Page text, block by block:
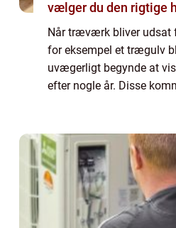
vælger du den rigtige
Når træværk bliver udsat
for eksempel et trægulv
uvægerligt begynde at
efter nogle år. Disse